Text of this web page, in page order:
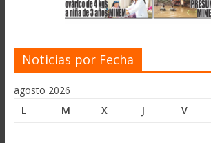
Noticias por Fecha
agosto 2026
L
M X J V